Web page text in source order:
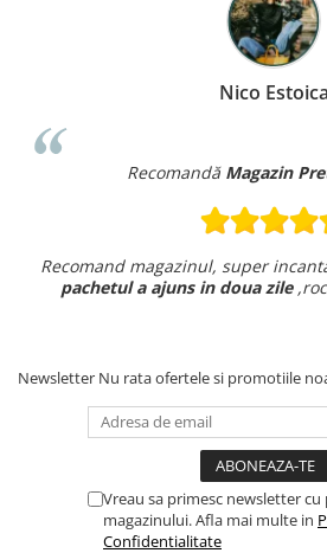
Nico Estoica
RecomandăMagazin
Recomand magazinul, super
pachetul a ajuns in doua zile
Newsletter Nu rata ofertele si promotiile
Vreau sa primesc newsletter
magazinului. Afla mai multe in
Confidentialitate